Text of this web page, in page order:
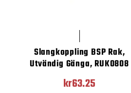
Slangkoppling BSP Rak,
Utvändig Gänga, RUK0808
kr63.25